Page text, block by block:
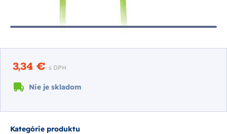
3,34 € s DPH
Nie je skladom
Kategórie produktu